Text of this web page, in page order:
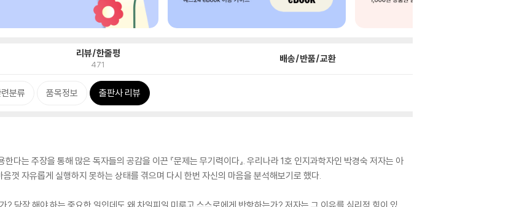
리뷰/한줄평
471 배송/반품/교환
분류 품목정보 출판사 리뷰
다는 주장을 통해 많은 독자들의 공감을 이끈 『문제는 무기력이다』. 우리나라 1호 인지과학자인 박경숙 저자는 아
껏 자유롭게 실행하지 못하는 상태를 겪으며 다시 한번 자신의 마음을 분석해보기로 했다.